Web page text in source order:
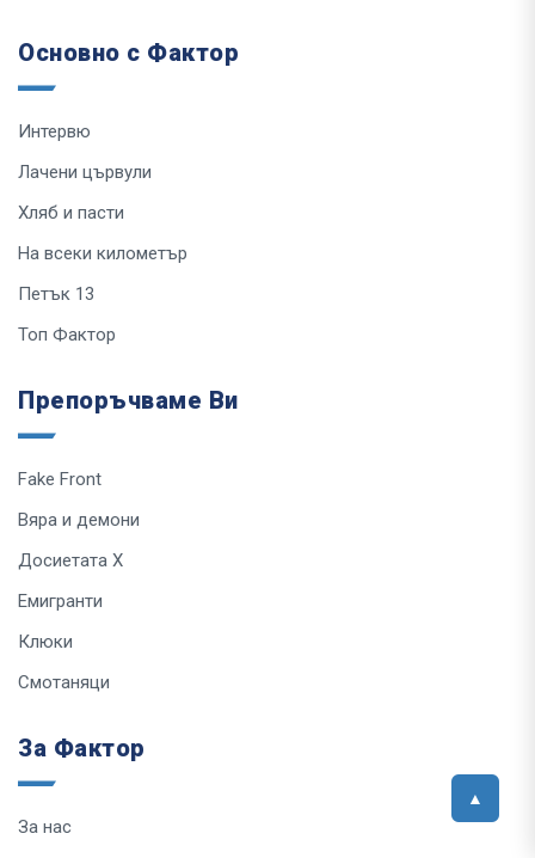
Основно с Фактор
Интервю
Лачени цървули
Хляб и пасти
На всеки километър
Петък 13
Топ Фактор
Препоръчваме Ви
Fake Front
Вяра и демони
Досиетата Х
Емигранти
Клюки
Смотаняци
За Фактор
За нас